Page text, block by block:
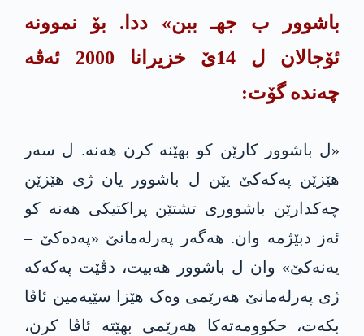
باشوور ب جهـ ببن» ددا. بۆ نموونه‌
ئۆجالان ل 14ێ خزیرانا 2000 ئه‌ڤه‌
چه‌نده‌ گۆت:
«ل باشوور کارێن کو بهێنه‌ کرن هەنە. ل سەر
هێزێن په‌كه‌كێ یێن ل باشوور یان ژی هێزێن
چەکدارێن باشووری تشتێن پراكتیکی هەنە کو
ئەز دبێژمه‌ وان. هه‌گه‌ر په‌رله‌مانێ «په‌ده‌كێ –
یه‌نه‌كێ» وان ل باشوور هه‌بیت، دڤێت په‌كه‌كە
ژی په‌رله‌مانێ هەرێمی وەک هێزا سێیەمین ئاڤا
بکەت، حكوومه‌ته‌كا هەرێمی بهێته‌ ئاڤا کرن،